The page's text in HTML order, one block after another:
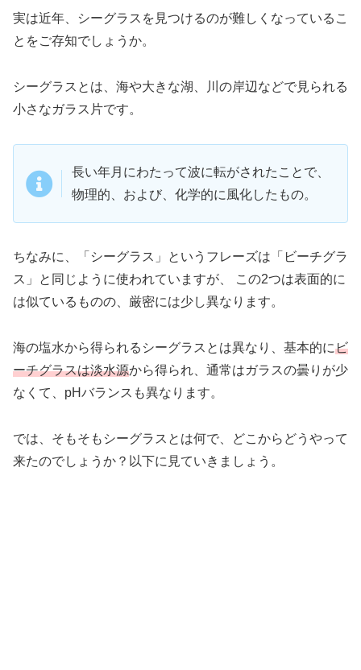
実は近年、シーグラスを見つけるのが難しくなっているこ
とをご存知でしょうか。
シーグラスとは、海や大きな湖、川の岸辺などで見られる
小さなガラス片です。
長い年月にわたって波に転がされたことで、
物理的、および、化学的に風化したもの。
ちなみに、「シーグラス」というフレーズは「ビーチグラ
ス」と同じように使われていますが、 この2つは表面的に
は似ているものの、厳密には少し異なります。
海の塩水から得られるシーグラスとは異なり、基本的にビ
ーチグラスは淡水源から得られ、通常はガラスの曇りが少
なくて、pHバランスも異なります。
では、そもそもシーグラスとは何で、どこからどうやって
来たのでしょうか？以下に見ていきましょう。